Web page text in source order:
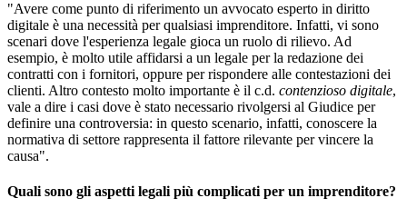
"Avere come punto di riferimento un avvocato esperto in diritto
digitale è una necessità per qualsiasi imprenditore. Infatti, vi sono
scenari dove l'esperienza legale gioca un ruolo di rilievo. Ad
esempio, è molto utile affidarsi a un legale per la redazione dei
contratti con i fornitori, oppure per rispondere alle contestazioni dei
clienti. Altro contesto molto importante è il c.d. contenzioso digitale,
vale a dire i casi dove è stato necessario rivolgersi al Giudice per
definire una controversia: in questo scenario, infatti, conoscere la
normativa di settore rappresenta il fattore rilevante per vincere la
causa".
Quali sono gli aspetti legali più complicati per un imprenditore?